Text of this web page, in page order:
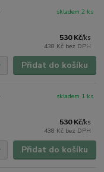
530 Kč/ks
438 Kč bez DPH
skladem 2 ks
Přidat do košíku
530 Kč/ks
438 Kč bez DPH
skladem 1 ks
Přidat do košíku